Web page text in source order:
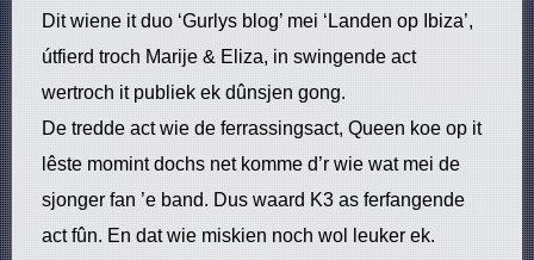
Dit wiene it duo ‘Gurlys blog’ mei ‘Landen op Ibiza’,
útfierd troch Marije & Eliza, in swingende act
wertroch it publiek ek dûnsjen gong.
De tredde act wie de ferrassingsact, Queen koe op it
lêste momint dochs net komme d’r wie wat mei de
sjonger fan ’e band. Dus waard K3 as ferfangende
act fûn. En dat wie miskien noch wol leuker ek.